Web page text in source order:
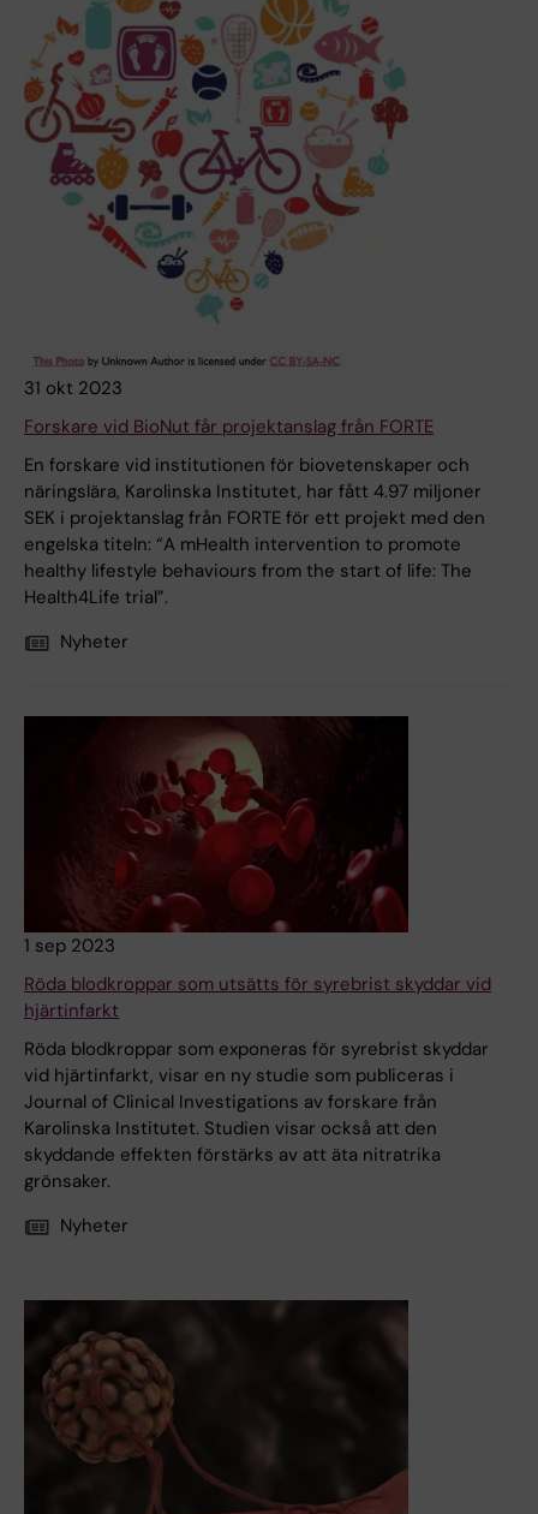
31 okt 2023
Forskare vid BioNut får projektanslag från FORTE
En forskare vid institutionen för biovetenskaper och
näringslära, Karolinska Institutet, har fått 4.97 miljoner
SEK i projektanslag från FORTE för ett projekt med den
engelska titeln: “A mHealth intervention to promote
healthy lifestyle behaviours from the start of life: The
Health4Life trial”.
Nyheter
1 sep 2023
Röda blodkroppar som utsätts för syrebrist skyddar vid
hjärtinfarkt
Röda blodkroppar som exponeras för syrebrist skyddar
vid hjärtinfarkt, visar en ny studie som publiceras i
Journal of Clinical Investigations av forskare från
Karolinska Institutet. Studien visar också att den
skyddande effekten förstärks av att äta nitratrika
grönsaker.
Nyheter